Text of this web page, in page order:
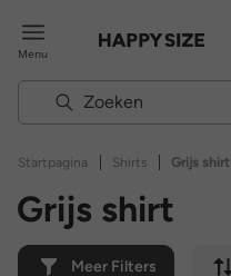
Menu
Startpagina | Shirts | Grijs shirt
Grijs shirt
Meer Filters